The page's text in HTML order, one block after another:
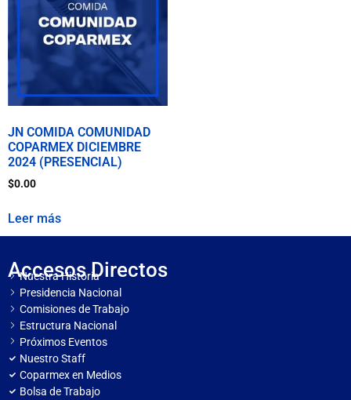
JN COMIDA COMUNIDAD
COPARMEX DICIEMBRE
2024 (PRESENCIAL)
$0.00
Leer más
Accesos Directos
Nuestra Historia
Presidencia Nacional
Comisiones de Trabajo
Estructura Nacional
Próximos Eventos
Nuestro Staff
Coparmex en Medios
Bolsa de Trabajo